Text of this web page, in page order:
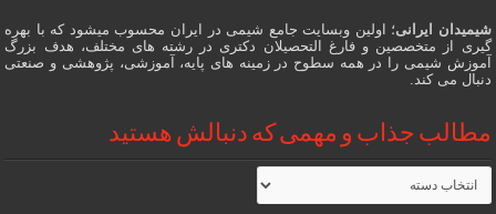
شیمیدان ایرانی؛ اولین وبسایت جامع شیمی در ایران محسوب میشود که با بهره
گیری از متخصصین و فارغ التحصیلان دکتری در رشته های مختلف، هدف بزرگ
آموزش شیمی را در همه سطوح در زمینه های پایه، آموزشی، پژوهشی و صنعتی
دنبال می کند.
مطالب جذاب و مهمی که دنبالش هستید
مطالب
جذاب
و